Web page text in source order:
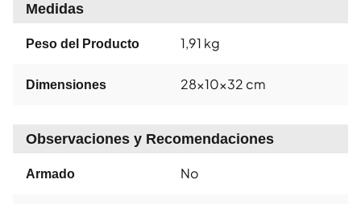
Medidas
Peso del Producto 1,91 kg
Dimensiones 28x10x32 cm
Observaciones y Recomendaciones
Armado No